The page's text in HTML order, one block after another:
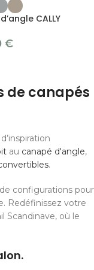
CALLY
€
de canapés
au canapé d'angle,
.
configurations pour
Redéfinissez votre
Scandinave, où le